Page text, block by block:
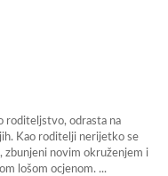
roditeljstvo, odrasta na
Kao roditelji nerijetko se
zbunjeni novim okruženjem i
lošom ocjenom. ...